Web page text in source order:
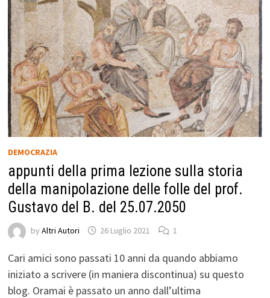
DEMOCRAZIA
appunti della prima lezione sulla storia
della manipolazione delle folle del prof.
Gustavo del B. del 25.07.2050
by Altri Autori 26 Luglio 2021 1
Cari amici sono passati 10 anni da quando abbiamo
iniziato a scrivere (in maniera discontinua) su questo
blog. Oramai è passato un anno dall’ultima